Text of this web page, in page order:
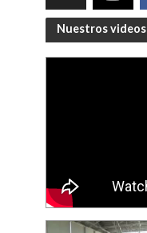
Nuestros videos